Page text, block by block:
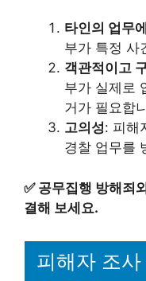
타인의 업무
부가 특정 사
객관적이고
부가 실제로
거가 필요합
고의성: 피해
경찰 업무를
✅ 공무집행 방해죄
결해 보세요.
피해자 조